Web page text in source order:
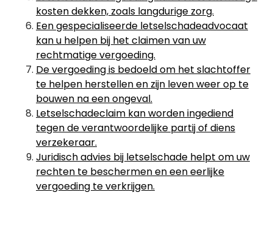
kosten dekken, zoals langdurige zorg.
Een gespecialiseerde letselschadeadvocaat
kan u helpen bij het claimen van uw
rechtmatige vergoeding.
De vergoeding is bedoeld om het slachtoffer
te helpen herstellen en zijn leven weer op te
bouwen na een ongeval.
Letselschadeclaim kan worden ingediend
tegen de verantwoordelijke partij of diens
verzekeraar.
Juridisch advies bij letselschade helpt om uw
rechten te beschermen en een eerlijke
vergoeding te verkrijgen.